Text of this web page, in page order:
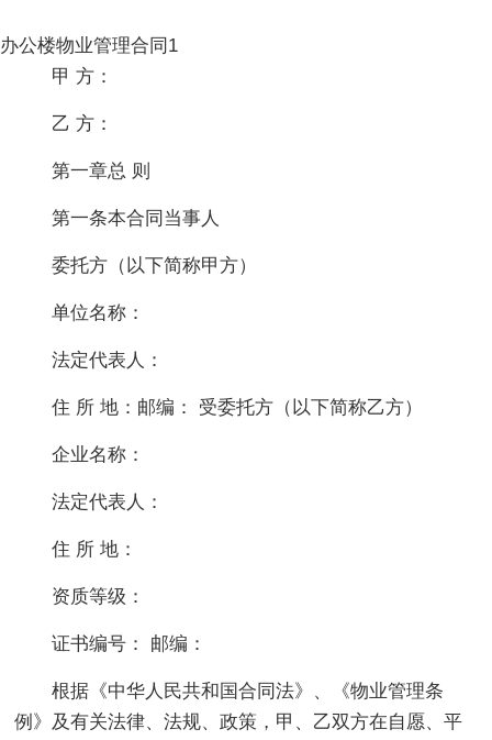
办公楼物业管理合同1
甲 方：
乙 方：
第一章总 则
第一条本合同当事人
委托方（以下简称甲方）
单位名称：
法定代表人：
住 所 地：邮编： 受委托方（以下简称乙方）
企业名称：
法定代表人：
住 所 地：
资质等级：
证书编号： 邮编：
根据《中华人民共和国合同法》、《物业管理条
例》及有关法律、法规、政策，甲、乙双方在自愿、平